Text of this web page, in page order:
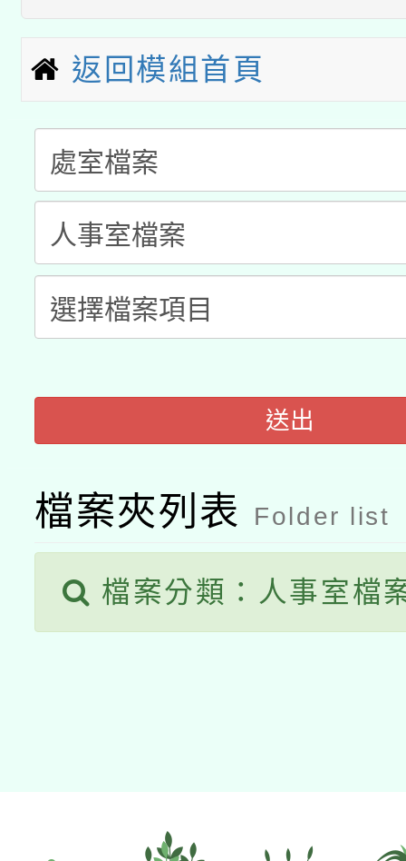
招)
本館辦理115年度閱讀
暨閱讀推動專業研習
科技賦能─人工智慧
A3數位素養講師名單
「數位內容與教學軟體
pilot」
有關大陸委員會函釋公
薪期間赴陸應申請許可
轉知經濟部水利署委託
業技術研究院辦理「
用水績優單位及節水達
動」
115年8月22日(星期六
桃園市孔廟祈福系列
開 智慧啟航」
2026年桃園地景藝術
返回模組首頁
送出
檔案夾列表 Folder list
檔案分類：人事室檔